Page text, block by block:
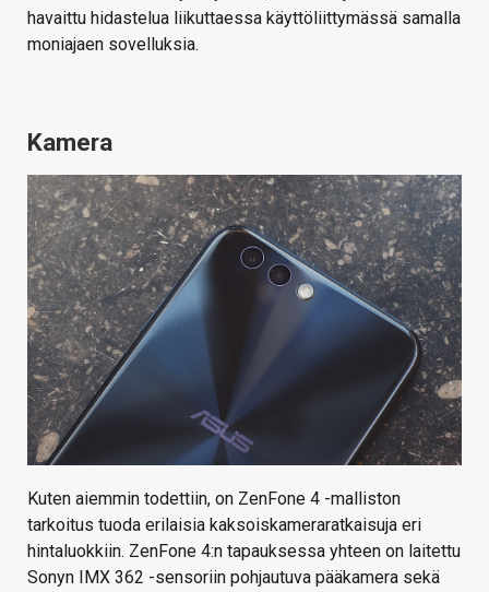
havaittu hidastelua liikuttaessa käyttöliittymässä samalla
moniajaen sovelluksia.
Kamera
Kuten aiemmin todettiin, on ZenFone 4 -malliston
tarkoitus tuoda erilaisia kaksoiskameraratkaisuja eri
hintaluokkiin. ZenFone 4:n tapauksessa yhteen on laitettu
Sonyn IMX 362 -sensoriin pohjautuva pääkamera sekä